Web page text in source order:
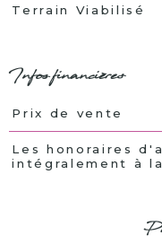
Terrain Viabilisé
Infos financières
Caractéristiques Valeurs
Prix de vente
Les honoraires
intégralement à